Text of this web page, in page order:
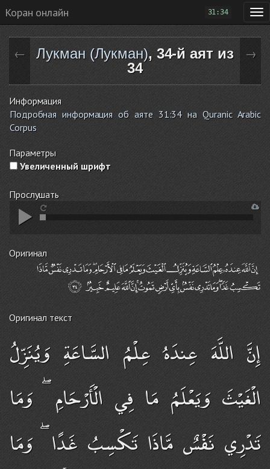
Коран онлайн 31:34
← Лукман (Лукман), 34-й аят из
34
→
Информация
Подробная информация об аяте 31:34 на Quranic Arabic
Corpus
Параметры
Увеличенный шрифт
Прослушать
Оригинал
Оригинал текст
إِنَّ اللَّهَ عِندَهُ عِلْمُ السَّاعَةِ وَيُنَزِّلُ
الْغَيْثَ وَيَعْلَمُ مَا فِي الْأَرْحَامِ ۖ وَمَا
تَدْرِي نَفْسٌ مَّاذَا تَكْسِبُ غَدًا ۖ وَمَا